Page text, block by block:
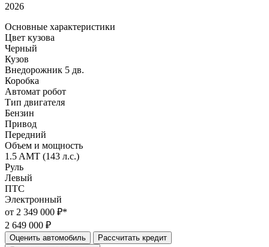
2026
Основные характеристики
Цвет кузова
Черный
Кузов
Внедорожник 5 дв.
Коробка
Автомат робот
Тип двигателя
Бензин
Привод
Передний
Объем и мощность
1.5 AMT (143 л.с.)
Руль
Левый
ПТС
Электронный
от 2 349 000 ₽*
2 649 000 ₽
Оценить автомобиль
Рассчитать кредит